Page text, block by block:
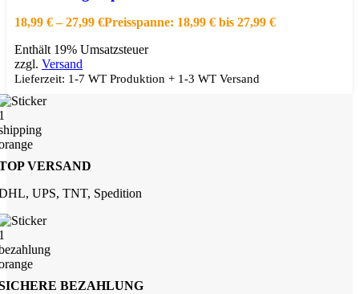
18,99 € –27,99 €Preisspanne: 18,99 € bis 27,99 €
Enthält 19% Umsatzsteuer
zzgl. Versand
Lieferzeit: 1-7 WT Produktion + 1-3 WT Versand
VERSAND
UPS, TNT, Spedition
BEZAHLUNG